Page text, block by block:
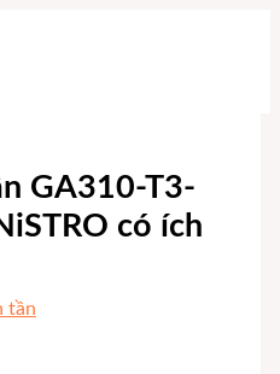
GA310-T3-
có ích
tần